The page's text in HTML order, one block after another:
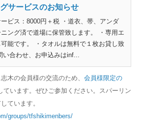
サービスのお知らせ
ビス：8000円＋税 ・道衣、帯、アンダ
ング済で道場に保管致します。 ・専用エ
能です。 ・タオルは無料で１枚お貸し致
い合わせ、お申込みはinf...
木の会員様の交流のため、 会員様限定の
ています。ぜひご参加ください。スパーリン
ています。
groups/tfshikimenbers/